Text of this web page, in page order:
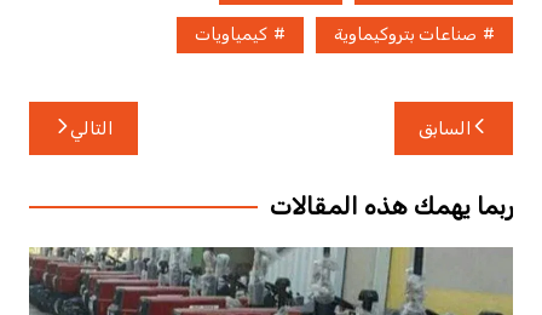
صناعات بتروكيماوية كيمياويات
تصفّح
المقالات
السابق التالي
ربما يهمك هذه المقالات